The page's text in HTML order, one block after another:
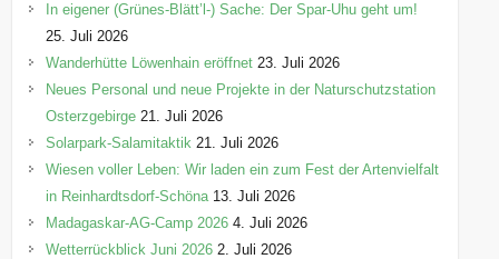
In eigener (Grünes-Blätt’l-) Sache: Der Spar-Uhu geht um!
25. Juli 2026
Wanderhütte Löwenhain eröffnet 23. Juli 2026
Neues Personal und neue Projekte in der Naturschutzstation
Osterzgebirge 21. Juli 2026
Solarpark-Salamitaktik 21. Juli 2026
Wiesen voller Leben: Wir laden ein zum Fest der Artenvielfalt
in Reinhardtsdorf-Schöna 13. Juli 2026
Madagaskar-AG-Camp 2026 4. Juli 2026
Wetterrückblick Juni 2026 2. Juli 2026